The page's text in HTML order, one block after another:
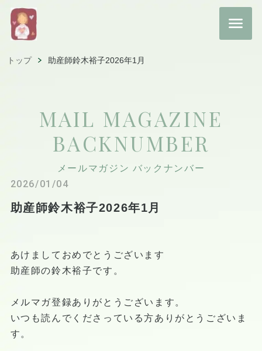
トップ 助産師鈴木裕子2026年1月
MAIL MAGAZINE
BACKNUMBER
メールマガジン バックナンバー
2026/01/04
助産師鈴木裕子2026年1月
あけましておめでとうございます
助産師の鈴木裕子です。
メルマガ登録ありがとうございます。
いつも読んでくださっている方ありがとうございま
す。